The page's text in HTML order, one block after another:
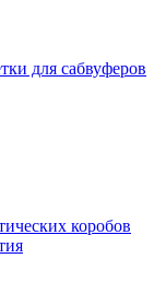
для сабвуферов
коробов